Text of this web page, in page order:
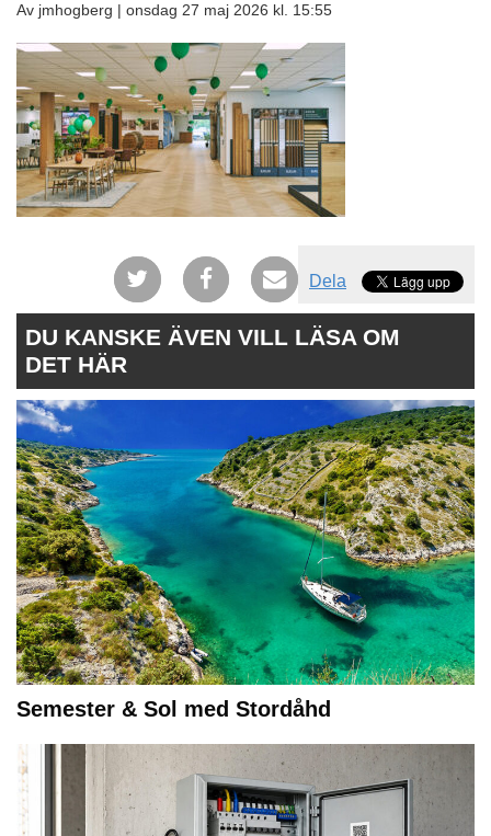
Av jmhogberg | onsdag 27 maj 2026 kl. 15:55
Dela
DU KANSKE ÄVEN VILL LÄSA OM
DET HÄR
Semester & Sol med Stordåhd